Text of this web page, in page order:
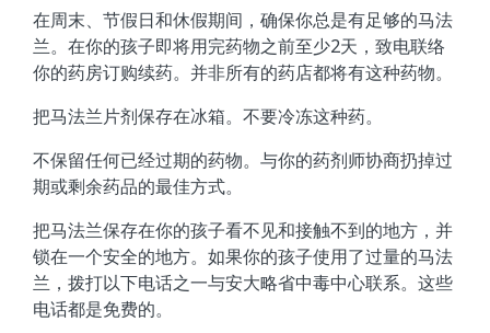
在周末、节假日和休假期间，确保你总是有足够的马法
兰。在你的孩子即将用完药物之前至少2天，致电联络
你的药房订购续药。并非所有的药店都将有这种药物。
把马法兰片剂保存在冰箱。不要冷冻这种药。
不保留任何已经过期的药物。与你的药剂师协商扔掉过
期或剩余药品的最佳方式。
把马法兰保存在你的孩子看不见和接触不到的地方，并
锁在一个安全的地方。如果你的孩子使用了过量的马法
兰，拨打以下电话之一与安大略省中毒中心联系。这些
电话都是免费的。